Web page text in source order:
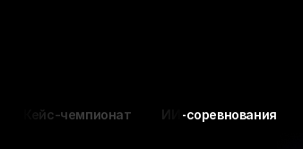
ИИ-соревнования ИТ-